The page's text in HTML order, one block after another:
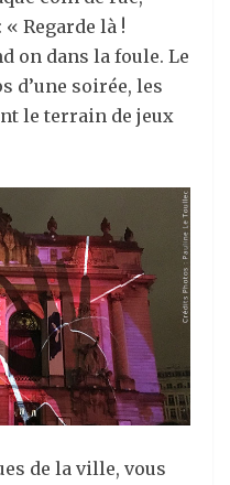
Regarde là !
on dans la foule. Le
d’une soirée, les
le terrain de jeux
de la ville, vous